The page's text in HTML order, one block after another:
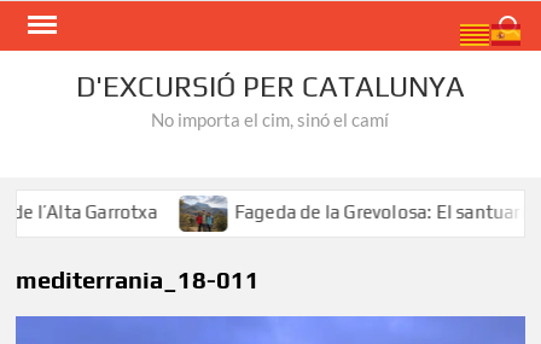
Skip
D'EXCURSIÓ PER CATALUNYA
No importa el cim, sinó el camí
l’Alta Garrotxa Fageda de la Grevolosa: El santuari
mediterrania_18-011